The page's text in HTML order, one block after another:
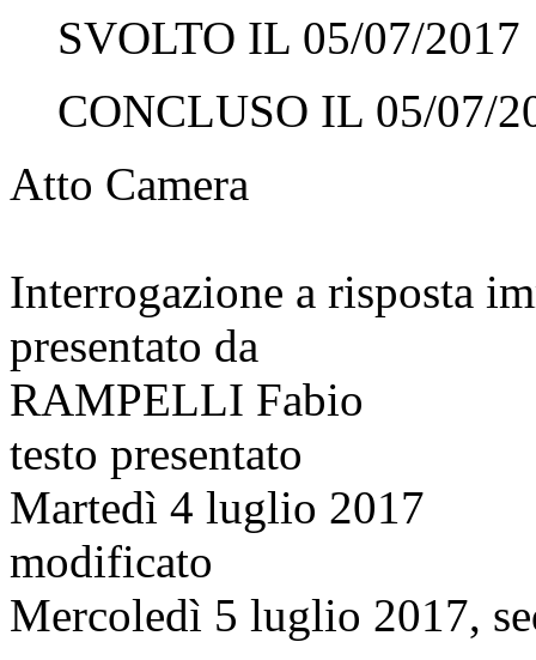
SVOLTO IL 05/07/2017
CONCLUSO IL 05/07/
Atto Camera
Interrogazione a risposta
presentato da
RAMPELLI Fabio
testo presentato
Martedì 4 luglio 2017
modificato
Mercoledì 5 luglio 2017,